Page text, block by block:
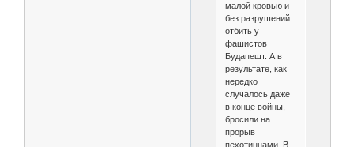
малой кровью и
без разрушений
отбить у
фашистов
Будапешт. А в
результате, как
нередко
случалось даже
в конце войны,
бросили на
прорыв
пехотинцами. В